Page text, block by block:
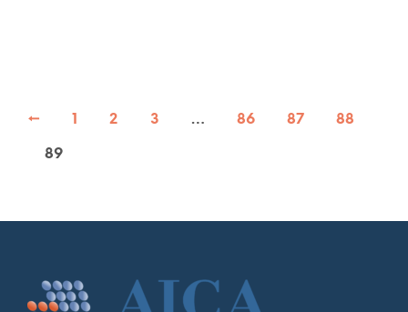
← 1 2 3 … 86 87 88
89